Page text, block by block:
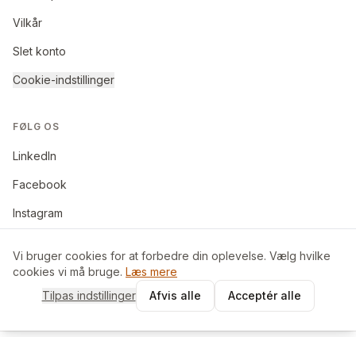
Vilkår
Slet konto
Cookie-indstillinger
FØLG OS
LinkedIn
Facebook
Instagram
©2026BoligByt ApS. Alle rettigheder forbeholdes.
Made in Denmark
Vi bruger cookies for at forbedre din oplevelse. Vælg hvilke
cookies vi må bruge. Læs mere
Tilpas indstillinger
Afvis alle Acceptér alle